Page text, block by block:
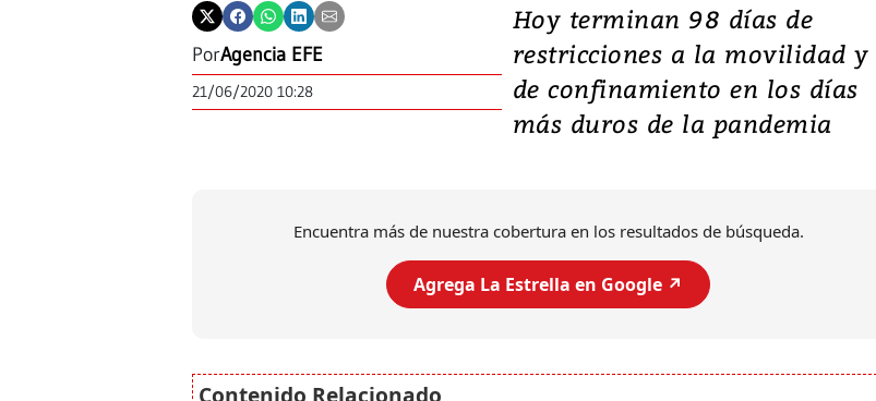
PorAgencia EFE
21/06/2020 10:28
Hoy terminan 98 días de
restricciones a la movilidad y
de confinamiento en los días
más duros de la pandemia
Encuentra más de nuestra cobertura en los resultados de búsqueda.
Agrega La Estrella en Google ↗️
Video, Japón: Terremoto
deja heridos y graves
daños en Kumamoto
7,1 se registró este martes 28 de